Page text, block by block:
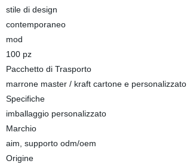
stile di design
contemporaneo
mod
100 pz
Pacchetto di Trasporto
marrone master / kraft cartone e personalizzato
Specifiche
imballaggio personalizzato
Marchio
aim, supporto odm/oem
Origine